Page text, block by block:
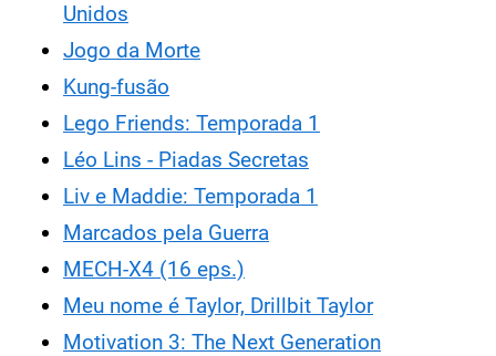
Unidos
Jogo da Morte
Kung-fusão
Lego Friends: Temporada 1
Léo Lins - Piadas Secretas
Liv e Maddie: Temporada 1
Marcados pela Guerra
MECH-X4 (16 eps.)
Meu nome é Taylor, Drillbit Taylor
Motivation 3: The Next Generation